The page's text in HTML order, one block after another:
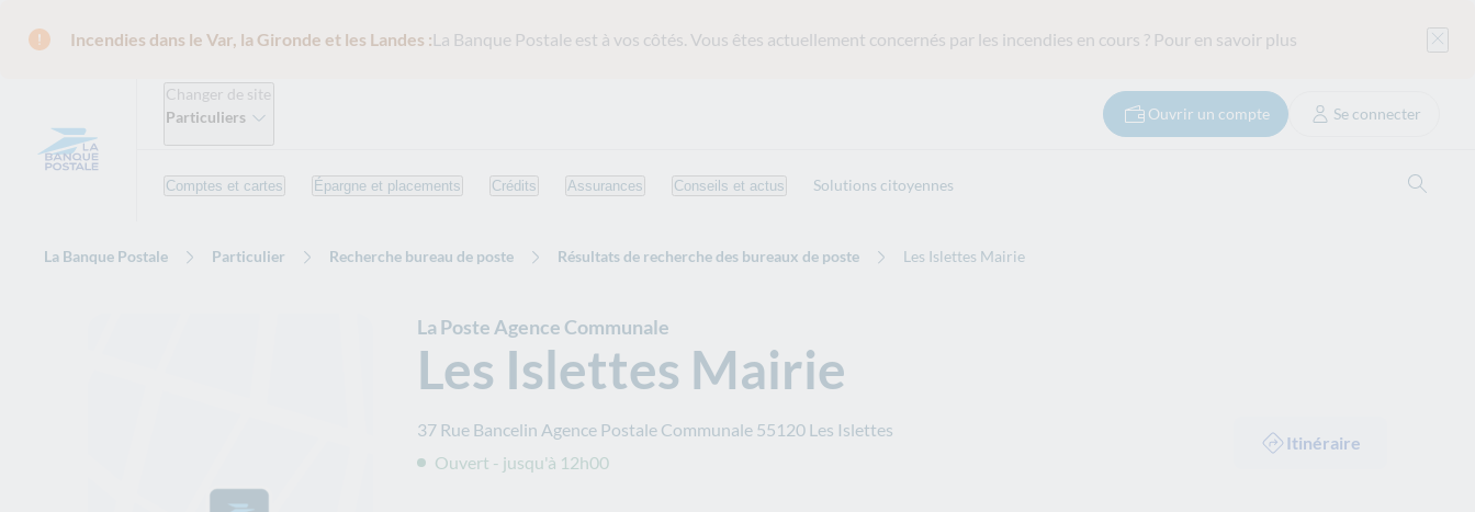
Incendies dans le Var, la Gironde et les Landes :La Banque Postale est à vos côtés. Vous êtes actuellement concernés par les incendies en cours ? Pour en savoir plus
Changer de site
Particuliers
Ouvrir un compte Se connecter
Comptes et cartes Épargne et placements Crédits Assurances Conseils et actus Solutions citoyennes
La Banque Postale Particulier Recherche bureau de poste Résultats de recherche des bureaux de poste Les Islettes Mairie
La Poste Agence Communale
Les Islettes Mairie
37 Rue Bancelin Agence Postale Communale 55120 Les Islettes
Ouvert - jusqu'à 12h00
Itinéraire